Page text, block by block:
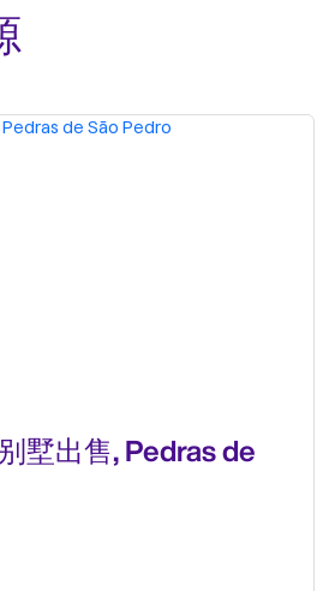
墅出售, Pedras de